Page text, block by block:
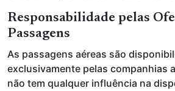
Responsabilidade pelas
Passagens
As passagens aéreas são
exclusivamente pelas companhias
não tem qualquer influência na